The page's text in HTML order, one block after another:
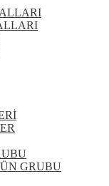
GRUBU